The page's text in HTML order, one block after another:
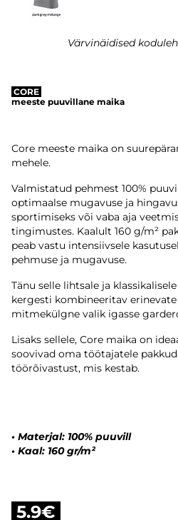
Värvinäidised
CORE
meeste puuvillane maika
Core meeste maika on
mehele.
Valmistatud pehmest 100%
optimaalse mugavuse ja
sportimiseks või vaba aja
tingimustes. Kaalult 160 g/m²
peab vastu intensiivsele
pehmuse ja mugavuse.
Tänu selle lihtsale ja
kergesti kombineeritav
mitmekülgne valik igasse
Lisaks sellele, Core maika on
soovivad oma töötajatele
töörõivastust, mis kestab.
• Materjal: 100% puuvill
• Kaal: 160 gr/m²
5.9€